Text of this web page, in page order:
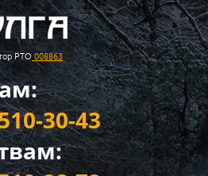
РТО 008863
30-43